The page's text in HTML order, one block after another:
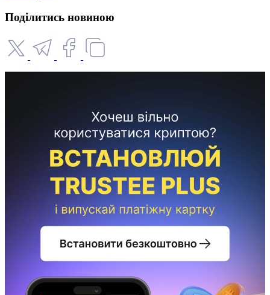
Поділитись новиною